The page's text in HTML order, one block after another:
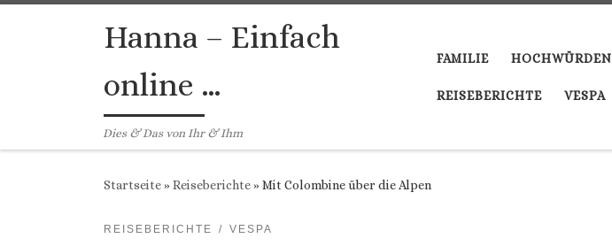
Zum Inhalt springenHanna – Einfach
online …
Dies & Das von Ihr & Ihm
FAMILIE HOCHWÜRDEN
REISEBERICHTE VESPA
Startseite»Reiseberichte»Mit Colombine über die Alpen
REISEBERICHTE VESPA